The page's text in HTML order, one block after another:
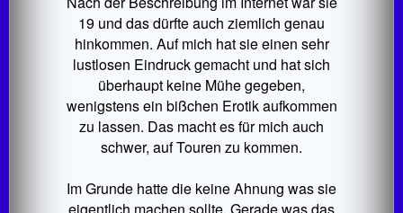
19 und das dürfte auch ziemlich genau
hinkommen. Auf mich hat sie einen sehr
lustlosen Eindruck gemacht und hat sich
überhaupt keine Mühe gegeben,
wenigstens ein bißchen Erotik aufkommen
zu lassen. Das macht es für mich auch
schwer, auf Touren zu kommen.
Im Grunde hatte die keine Ahnung was sie